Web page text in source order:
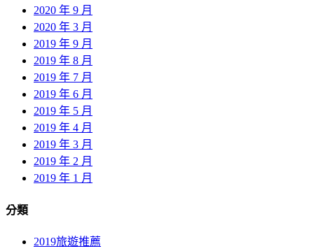
2020 年 9 月
2020 年 3 月
2019 年 9 月
2019 年 8 月
2019 年 7 月
2019 年 6 月
2019 年 5 月
2019 年 4 月
2019 年 3 月
2019 年 2 月
2019 年 1 月
分類
2019旅遊推薦